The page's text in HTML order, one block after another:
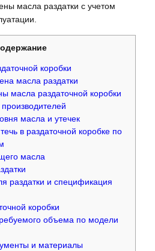
масла раздатки с учетом
коробки
масла раздатки
масла раздаточной коробки
масла и утечек
в раздаточной коробке по
масла
раздатки и спецификация
коробки
объема по модели
и материалы